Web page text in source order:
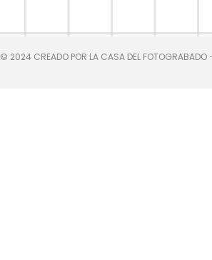
© 2024 CREADO POR LA CASA DEL FOTOGRABADO